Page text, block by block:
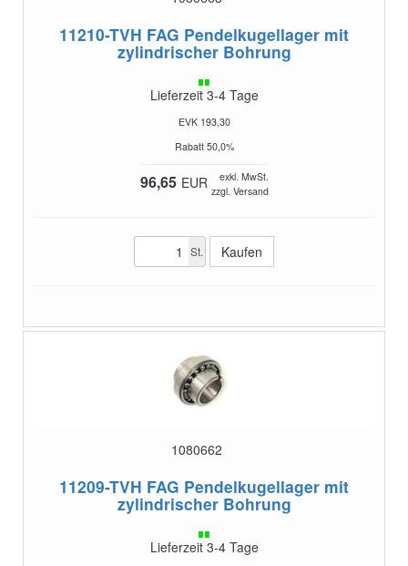
11210-TVH FAG Pendelkugellager mit
zylindrischer Bohrung
Lieferzeit 3-4 Tage
EVK 193,30
Rabatt 50,0%
96,65 EUR
exkl. MwSt.
zzgl. Versand
St.
1080662
11209-TVH FAG Pendelkugellager mit
zylindrischer Bohrung
Lieferzeit 3-4 Tage